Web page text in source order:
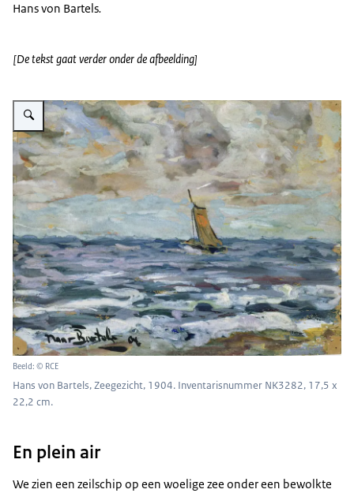
Hans von Bartels.
[De tekst gaat verder onder de afbeelding]
Vergroot afbeelding Schilderij met zeegezicht en zeilschip
Beeld: © RCE
Hans von Bartels, Zeegezicht, 1904. Inventarisnummer NK3282, 17,5 x
22,2 cm.
En plein air
We zien een zeilschip op een woelige zee onder een bewolkte